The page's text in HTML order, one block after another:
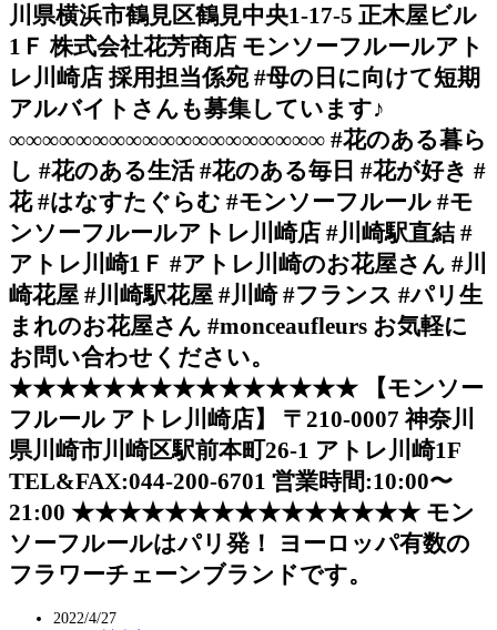
川県横浜市鶴見区鶴見中央1-17-5 正木屋ビル
1Ｆ 株式会社花芳商店 モンソーフルールアト
レ川崎店 採用担当係宛 #母の日に向けて短期
アルバイトさんも募集しています♪
∞∞∞∞∞∞∞∞∞∞∞∞∞∞∞∞∞∞∞ #花のある暮ら
し #花のある生活 #花のある毎日 #花が好き #
花 #はなすたぐらむ #モンソーフルール #モ
ンソーフルールアトレ川崎店 #川崎駅直結 #
アトレ川崎1Ｆ #アトレ川崎のお花屋さん #川
崎花屋 #川崎駅花屋 #川崎 #フランス #パリ生
まれのお花屋さん #monceaufleurs お気軽に
お問い合わせください。
★★★★★★★★★★★★★★★ 【モンソー
フルール アトレ川崎店】 〒210-0007 神奈川
県川崎市川崎区駅前本町26-1 アトレ川崎1F
TEL&FAX:044-200-6701 営業時間:10:00〜
21:00 ★★★★★★★★★★★★★★★ モン
ソーフルールはパリ発！ ヨーロッパ有数の
フラワーチェーンブランドです。
2022/4/27